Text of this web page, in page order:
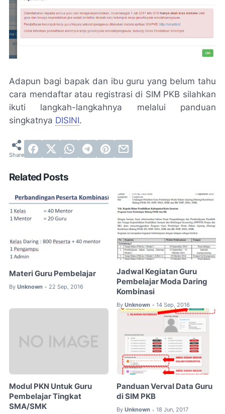
Adapun bagi bapak dan ibu guru yang belum tahu
cara mendaftar atau registrasi di SIM PKB silahkan
ikuti langkah-langkahnya melalui panduan
singkatnya DISINI.
Related Posts
Materi Guru Pembelajar
By Unknown • 22 Sep, 2016
Jadwal Kegiatan Guru
Pembelajar Moda Daring
Kombinasi
By Unknown • 14 Sep, 2016
Modul PKN Untuk Guru
Pembelajar Tingkat
SMA/SMK
Panduan Verval Data Guru
di SIM PKB
By Unknown • 18 Jun, 2017